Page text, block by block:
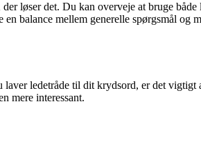
løser det. Du kan overveje at bruge
balance mellem generelle spørgsmål og
ledetråde til dit krydsord, er det vigtigt
mere interessant.